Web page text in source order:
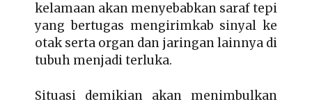
kelamaan akan menyebabkan saraf tepi
yang bertugas mengirimkab sinyal ke
otak serta organ dan jaringan lainnya di
tubuh menjadi terluka.
Situasi demikian akan menimbulkan